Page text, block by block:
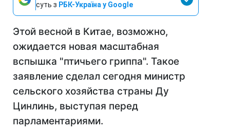
суть з РБК-Україна у Google
Этой весной в Китае, возможно,
ожидается новая масштабная
вспышка "птичьего гриппа". Такое
заявление сделал сегодня министр
сельского хозяйства страны Ду
Цинлинь, выступая перед
парламентариями.